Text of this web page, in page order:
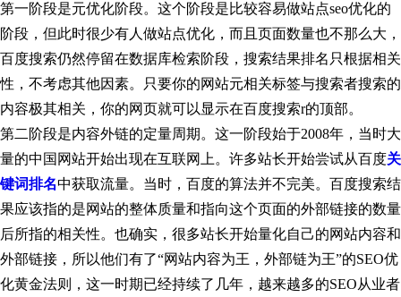
第一阶段是元优化阶段。这个阶段是比较容易做站点seo优化的
阶段，但此时很少有人做站点优化，而且页面数量也不那么大，
百度搜索仍然停留在数据库检索阶段，搜索结果排名只根据相关
性，不考虑其他因素。只要你的网站元相关标签与搜索者搜索的
内容极其相关，你的网页就可以显示在百度搜索r的顶部。
第二阶段是内容外链的定量周期。这一阶段始于2008年，当时大
量的中国网站开始出现在互联网上。许多站长开始尝试从百度关
键词排名中获取流量。当时，百度的算法并不完美。百度搜索结
果应该指的是网站的整体质量和指向这个页面的外部链接的数量
后所指的相关性。也确实，很多站长开始量化自己的网站内容和
外部链接，所以他们有了“网站内容为王，外部链为王”的SEO优
化黄金法则，这一时期已经持续了几年，越来越多的SEO从业者